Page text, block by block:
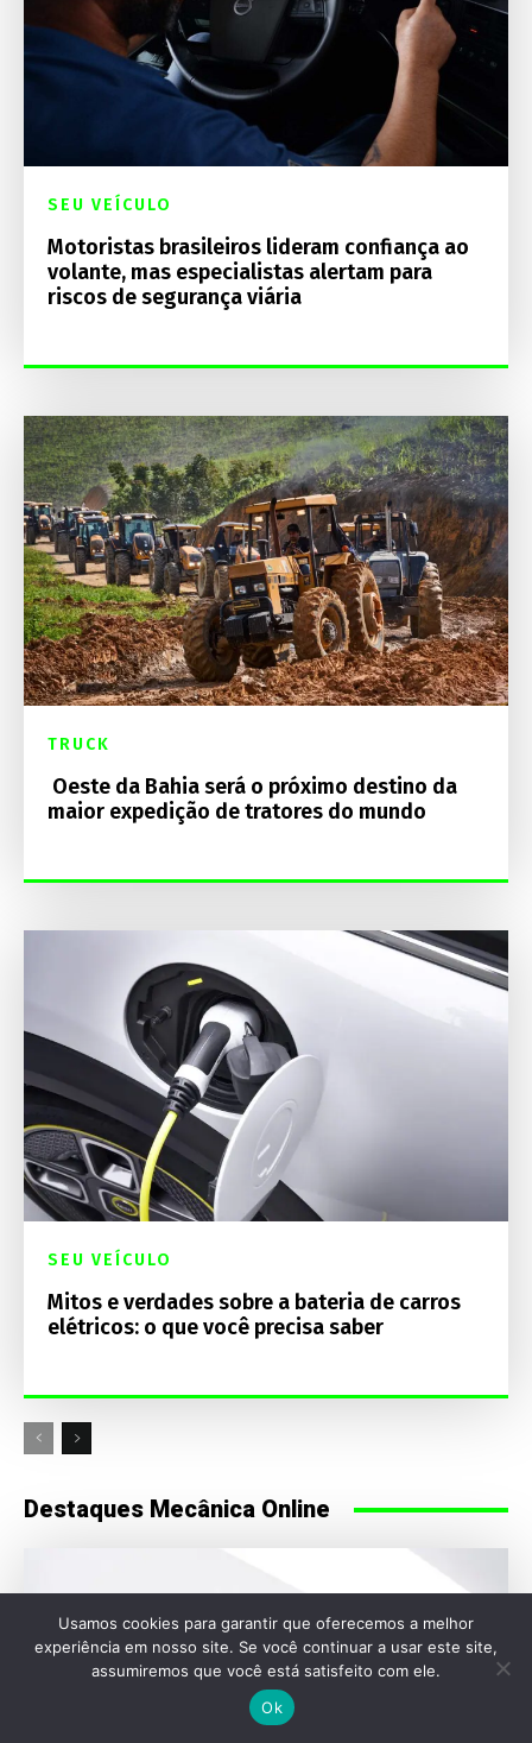
SEU VEÍCULO
Motoristas brasileiros lideram confiança ao
volante, mas especialistas alertam para
riscos de segurança viária
TRUCK
Oeste da Bahia será o próximo destino da
maior expedição de tratores do mundo
SEU VEÍCULO
Mitos e verdades sobre a bateria de carros
elétricos: o que você precisa saber
Destaques Mecânica Online
Usamos cookies para garantir que oferecemos a melhor
experiência em nosso site. Se você continuar a usar este site,
assumiremos que você está satisfeito com ele.
Ok